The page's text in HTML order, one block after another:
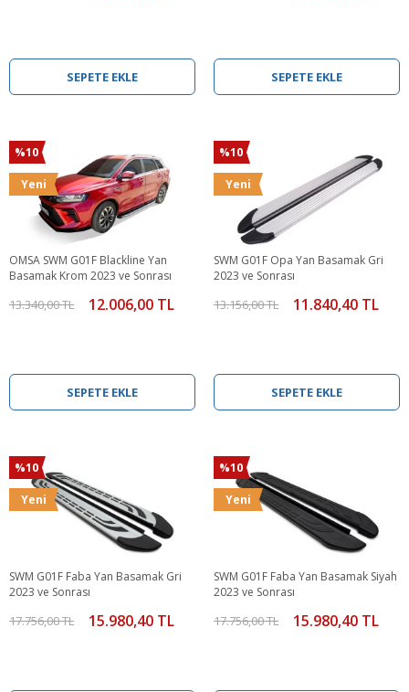
SEPETE EKLE SEPETE EKLE
%10
Yeni
OMSA SWM G01F Blackline Yan
Basamak Krom 2023 ve Sonrası
13.340,00 TL 12.006,00 TL
SEPETE EKLE
%10
Yeni
SWM G01F Opa Yan Basamak Gri
2023 ve Sonrası
13.156,00 TL 11.840,40 TL
SEPETE EKLE
%10
Yeni
SWM G01F Faba Yan Basamak Gri
2023 ve Sonrası
17.756,00 TL 15.980,40 TL
%10
Yeni
SWM G01F Faba Yan Basamak Siyah
2023 ve Sonrası
17.756,00 TL 15.980,40 TL